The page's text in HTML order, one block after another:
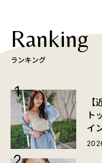
Ranking
ランキング
ト
イ